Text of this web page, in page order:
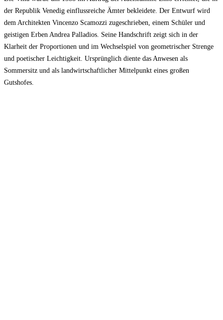
der Republik Venedig einflussreiche Ämter bekleidete. Der Entwurf wird
dem Architekten Vincenzo Scamozzi zugeschrieben, einem Schüler und
geistigen Erben Andrea Palladios. Seine Handschrift zeigt sich in der
Klarheit der Proportionen und im Wechselspiel von geometrischer Strenge
und poetischer Leichtigkeit. Ursprünglich diente das Anwesen als
Sommersitz und als landwirtschaftlicher Mittelpunkt eines großen
Gutshofes.